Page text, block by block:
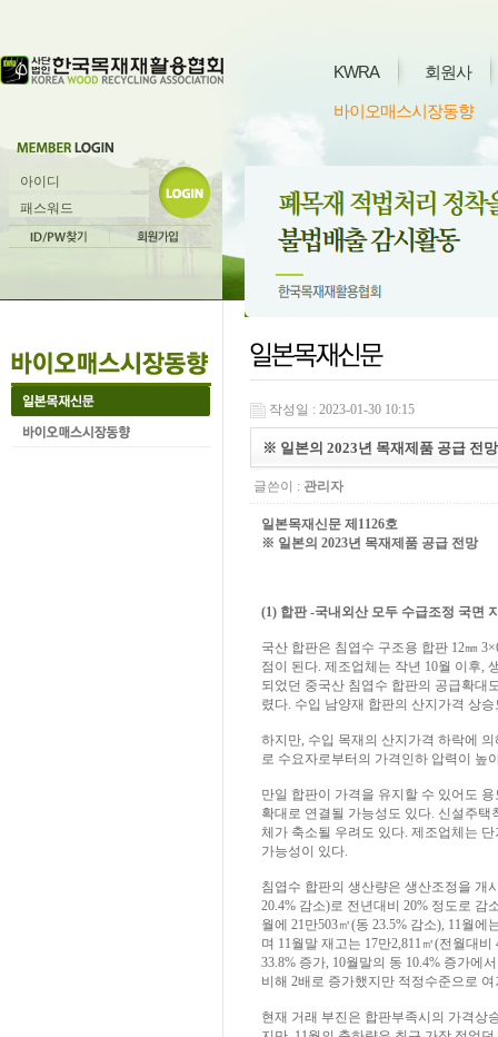
KWRA 회원사
바이오매스시장동향
작성일 : 2023-01-30 10:15
※ 일본의 2023년 목재제품 공급 전망
글쓴이 : 관리자
일본목재신문 제1126호
※ 일본의 2023년 목재제품 공급 전망
(1) 합판 -국내외산 모두 수급조정 국면
국산 합판은 침엽수 구조용 합판 12㎜
점이 된다. 제조업체는 작년 10월 이후,
되었던 중국산 침엽수 합판의 공급확대
렸다. 수입 남양재 합판의 산지가격 상
하지만, 수입 목재의 산지가격 하락에
로 수요자로부터의 가격인하 압력이 높
만일 합판이 가격을 유지할 수 있어도
확대로 연결될 가능성도 있다. 신설주
체가 축소될 우려도 있다. 제조업체는
가능성이 있다.
침엽수 합판의 생산량은 생산조정을 개
20.4% 감소)로 전년대비 20% 정도로 감
월에 21만503㎥(동 23.5% 감소), 11월
며 11월말 재고는 17만2,811㎥(전월대
33.8% 증가, 10월말의 동 10.4% 증가에
비해 2배로 증가했지만 적정수준으로
현재 거래 부진은 합판부족시의 가격상